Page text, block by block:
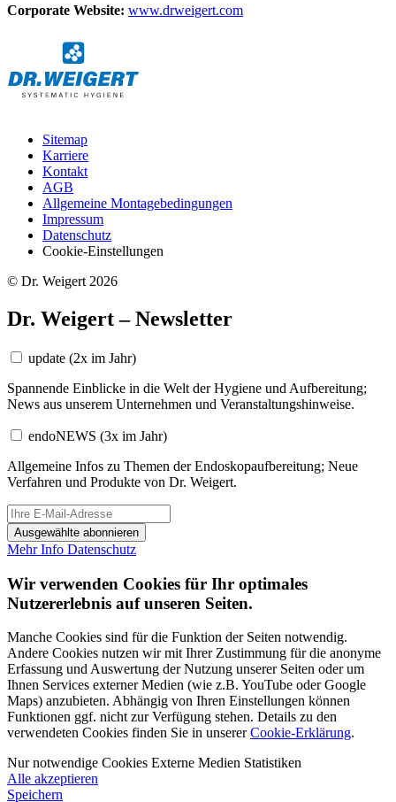
Corporate Website: www.drweigert.com
Sitemap
Karriere
Kontakt
AGB
Allgemeine Montagebedingungen
Impressum
Datenschutz
Cookie-Einstellungen
© Dr. Weigert 2026
Dr. Weigert – Newsletter
update (2x im Jahr)
Spannende Einblicke in die Welt der Hygiene und Aufbereitung;
News aus unserem Unternehmen und Veranstaltungshinweise.
endoNEWS (3x im Jahr)
Allgemeine Infos zu Themen der Endoskopaufbereitung; Neue
Verfahren und Produkte von Dr. Weigert.
Ausgewählte abonnieren
Mehr Info Datenschutz
Wir verwenden Cookies für Ihr optimales
Nutzererlebnis auf unseren Seiten.
Manche Cookies sind für die Funktion der Seiten notwendig.
Andere Cookies nutzen wir mit Ihrer Zustimmung für die anonyme
Erfassung und Auswertung der Nutzung unserer Seiten oder um
Ihnen Services externer Medien (wie z.B. YouTube oder Google
Maps) anzubieten. Abhängig von Ihren Einstellungen können
Funktionen ggf. nicht zur Verfügung stehen. Details zu den
verwendeten Cookies finden Sie in unsererCookie-Erklärung.
Nur notwendige Cookies Externe Medien Statistiken
Alle akzeptieren
Speichern